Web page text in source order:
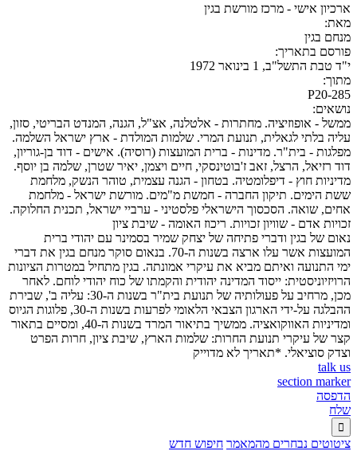
ארכיון אישי - מרכז מורשת בגין
מאת:
מנחם בגין
פורסם בתאריך:
י"ד טבת התשל"ב, 1 בינואר 1972
מתוך:
P20-285
נושאים:
ממשל - אופוזיציה. מחתרות - אלטלנה, אצ"ל, הגנה, המנדט הבריטי, סזון,
עליה בלתי לגאלית, תנועת המרי. שלמות המולדת - ארץ ישראל השלמה.
מפלגות - בית"ר. מדינות - ברית המועצות (רוסיה). אישים - דוד בן-גוריון,
דוד רזיאל, הרצל, זאב ז'בוטינסקי, חיים ויצמן, יאיר שטרן, שלמה בן יוסף.
מדיניות חוץ - דיפלומטיה. בטחון - הגנה עצמית, טוהר הנשק, מלחמת
ששת הימים. תיקון החברה - חמשת מ"מים. מורשת ישראל - מלחמת
אחים, שואה. הסכסוך הישראלי פלסטיני - ערביי ישראל, תכנית החלוקה.
זכויות אדם - שוויון זכויות. ריכוז האומה - שיבת ציון
נאום של בגין ודברי פתיחה של יצחק שמיר בסמינר עם יהודי ברית
המועצות אשר עלו ארצה בשנות ה-70. בנאום סוקר מנחם בגין את דברי
ימי התנועה ואיתם מביא את עיקרי אמונתה. בגין מתחיל במטרות הציונות
הרויזיוניסטית: ייסוד המדינה יהודית והקמתו של כוח יהודי לוחם. לאחר
מכן, מרחיב על פעולותיה של תנועת בית"ר בשנות ה-30: עליה ב', שבירת
ההבלגה על-ידי הארגון הצבאי הלאומי לפרעות בשנות ה-30, פלוגות הגיוס
ומדיניות האווקואציה. ממשיך בתיאור המרד בשנות ה-40, ומסיים בתאור
קצר של עיקרי תנועת החרות: שלמות הארץ, שיבת ציון, חרות הפרט
וצדק סוציאלי. *תאריך לא מדוייק
talk us
section marker
הדפסה
שלח

ציטוטים נבחרים מהמאמר חיפוש חדש